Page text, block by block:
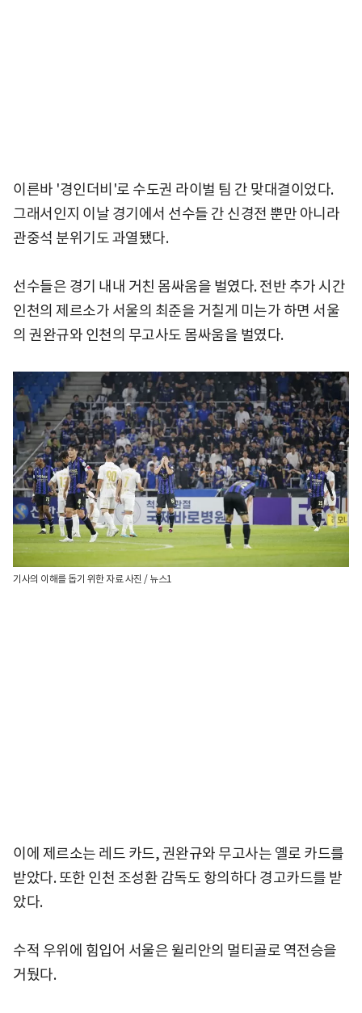
이른바 '경인더비'로 수도권 라이벌 팀 간 맞대결이었다.
그래서인지 이날 경기에서 선수들 간 신경전 뿐만 아니라
관중석 분위기도 과열됐다.
선수들은 경기 내내 거친 몸싸움을 벌였다. 전반 추가 시간
인천의 제르소가 서울의 최준을 거칠게 미는가 하면 서울
의 권완규와 인천의 무고사도 몸싸움을 벌였다.
기사의 이해를 돕기 위한 자료 사진 / 뉴스1
이에 제르소는 레드 카드, 권완규와 무고사는 옐로 카드를
받았다. 또한 인천 조성환 감독도 항의하다 경고카드를 받
았다.
수적 우위에 힘입어 서울은 윌리안의 멀티골로 역전승을
거뒀다.